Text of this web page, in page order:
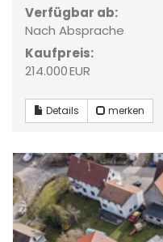
Verfügbar ab:
Nach Absprache
Kaufpreis:
214.000 EUR
Details merken